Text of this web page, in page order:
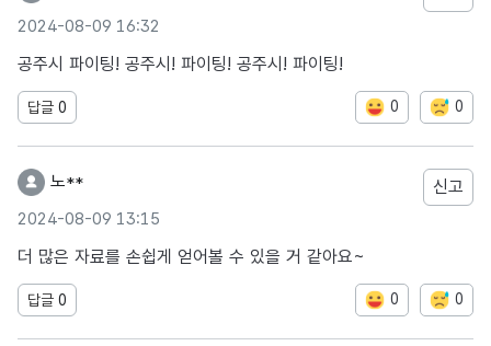
2024-08-09 16:32
공주시 파이팅! 공주시! 파이팅! 공주시! 파이팅!
답글 0 0 0
노**
2024-08-09 13:15
신고
더 많은 자료를 손쉽게 얻어볼 수 있을 거 같아요~
답글 0 0 0